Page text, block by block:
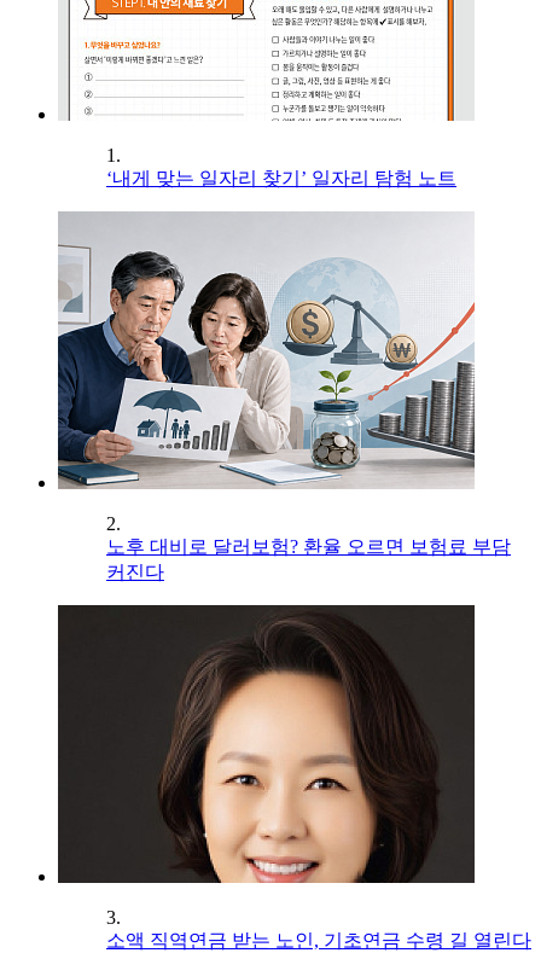
1.
‘내게 맞는 일자리 찾기’ 일자리 탐험 노트
2.
노후 대비로 달러보험? 환율 오르면 보험료 부담
커진다
3.
소액 직역연금 받는 노인, 기초연금 수령 길 열린다